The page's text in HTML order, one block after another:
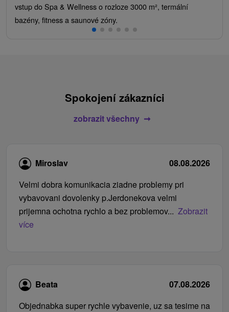
vstup do Spa & Wellness o rozloze 3000 m², termální
bazény, fitness a saunové zóny.
Spokojení zákazníci
zobrazit všechny
Miroslav
08.08.2026
Velmi dobra komunikacia ziadne problemy pri
vybavovani dovolenky p.Jerdonekova velmi
prijemna ochotna rychlo a bez problemov... Zobrazit
více
Beata
07.08.2026
Objednabka super rychle vybavenie, uz sa tesime na